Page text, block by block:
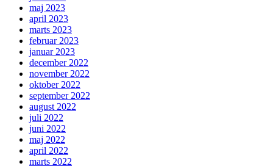
maj 2023
april 2023
marts 2023
februar 2023
januar 2023
december 2022
november 2022
oktober 2022
september 2022
august 2022
juli 2022
juni 2022
maj 2022
april 2022
marts 2022